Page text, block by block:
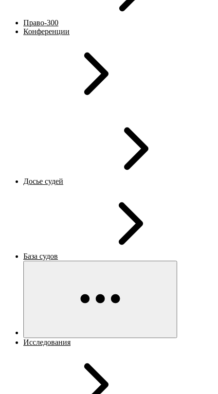
Право-300
Конференции
Досье судей
База судов
Исследования